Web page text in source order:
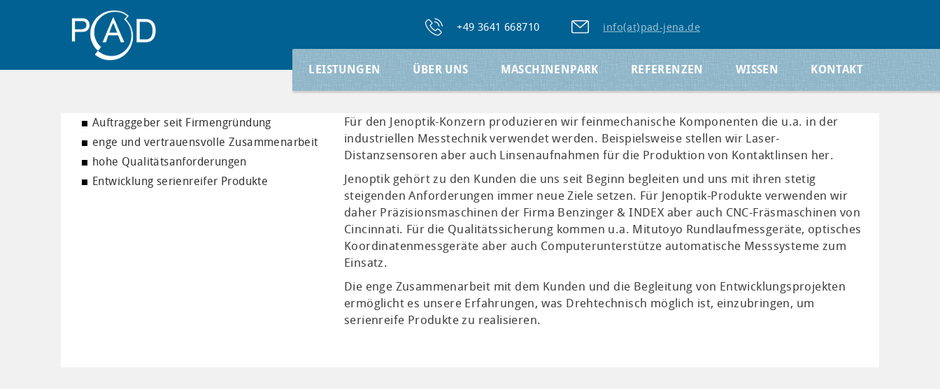
+49 3641 668710 info(at)pad-jena.de
LEISTUNGEN ÜBER UNS MASCHINENPARK REFERENZEN WISSEN KONTAKT
Auftraggeber seit Firmengründung
enge und vertrauensvolle Zusammenarbeit
hohe Qualitätsanforderungen
Entwicklung serienreifer Produkte
Für den Jenoptik-Konzern produzieren wir feinmechanische Komponenten die u.a. in der
industriellen Messtechnik verwendet werden. Beispielsweise stellen wir Laser-
Distanzsensoren aber auch Linsenaufnahmen für die Produktion von Kontaktlinsen her.
Jenoptik gehört zu den Kunden die uns seit Beginn begleiten und uns mit ihren stetig
steigenden Anforderungen immer neue Ziele setzen. Für Jenoptik-Produkte verwenden wir
daher Präzisionsmaschinen der Firma Benzinger & INDEX aber auch CNC-Fräsmaschinen von
Cincinnati. Für die Qualitätssicherung kommen u.a. Mitutoyo Rundlaufmessgeräte, optisches
Koordinatenmessgeräte aber auch Computerunterstütze automatische Messsysteme zum
Einsatz.
Die enge Zusammenarbeit mit dem Kunden und die Begleitung von Entwicklungsprojekten
ermöglicht es unsere Erfahrungen, was Drehtechnisch möglich ist, einzubringen, um
serienreife Produkte zu realisieren.